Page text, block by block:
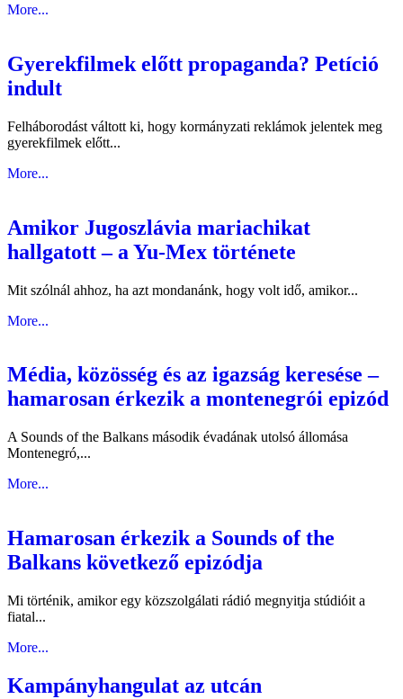
More...
Gyerekfilmek előtt propaganda? Petíció
indult
Felháborodást váltott ki, hogy kormányzati reklámok jelentek meg
gyerekfilmek előtt...
More...
Amikor Jugoszlávia mariachikat
hallgatott – a Yu-Mex története
Mit szólnál ahhoz, ha azt mondanánk, hogy volt idő, amikor...
More...
Média, közösség és az igazság keresése –
hamarosan érkezik a montenegrói epizód
A Sounds of the Balkans második évadának utolsó állomása
Montenegró,...
More...
Hamarosan érkezik a Sounds of the
Balkans következő epizódja
Mi történik, amikor egy közszolgálati rádió megnyitja stúdióit a
fiatal...
More...
Kampányhangulat az utcán